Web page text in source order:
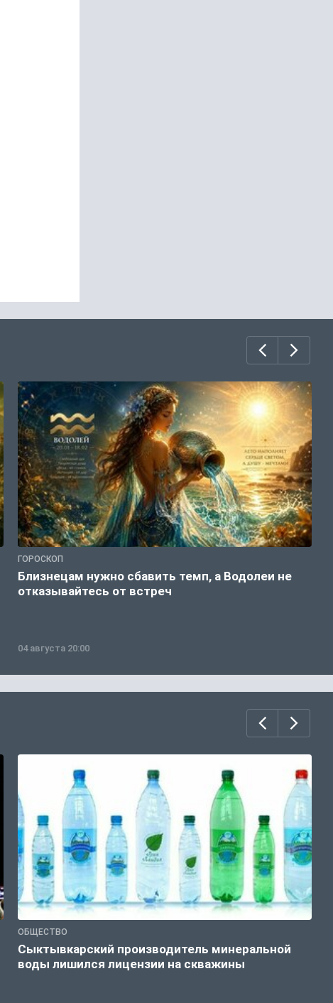
ГОРОСКОП
Близнецам нужно сбавить темп, а Водолеи не
отказывайтесь от встреч
04 августа 20:00
ОБЩЕСТВО
Сыктывкарский производитель минеральной
воды лишился лицензии на скважины